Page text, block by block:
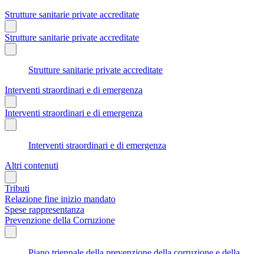
Strutture sanitarie private accreditate
Strutture sanitarie private accreditate
Strutture sanitarie private accreditate
Interventi straordinari e di emergenza
Interventi straordinari e di emergenza
Interventi straordinari e di emergenza
Altri contenuti
Tributi
Relazione fine inizio mandato
Spese rappresentanza
Prevenzione della Corruzione